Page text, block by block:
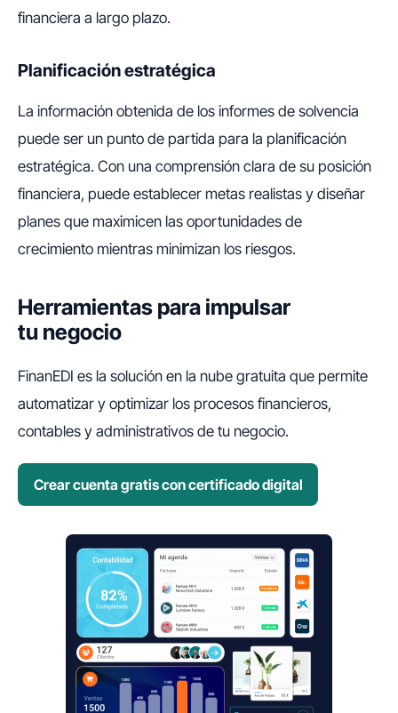
financiera a largo plazo.
Planificación estratégica
La información obtenida de los informes de solvencia
puede ser un punto de partida para la planificación
estratégica. Con una comprensión clara de su posición
financiera, puede establecer metas realistas y diseñar
planes que maximicen las oportunidades de
crecimiento mientras minimizan los riesgos.
Herramientas para impulsar
tu negocio
FinanEDI es la solución en la nube gratuita que permite
automatizar y optimizar los procesos financieros,
contables y administrativos de tu negocio.
Crear cuenta gratis con certificado digital